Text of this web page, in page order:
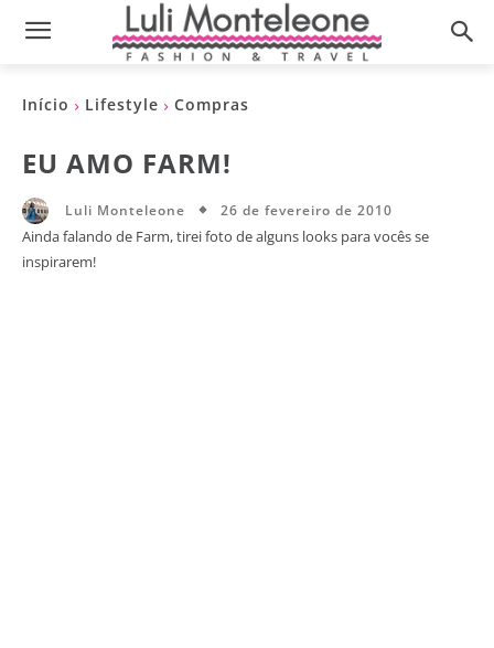
Início Lifestyle Compras
EU AMO FARM!
Luli Monteleone 26 de fevereiro de 2010
Ainda falando de Farm, tirei foto de alguns looks para vocês se
inspirarem!